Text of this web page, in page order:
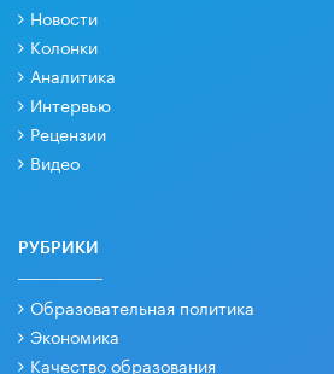
Новости
Колонки
Аналитика
Интервью
Рецензии
Видео
РУБРИКИ
Образовательная политика
Экономика
Качество образования